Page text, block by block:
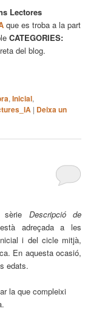
Lectores
que es troba a la part
CATEGORIES:
del blog.
,Inicial,
| Deixa un
Descripció de
adreçada a les
i del cicle mitjà,
En aquesta ocasió,
edats.
la que compleixi